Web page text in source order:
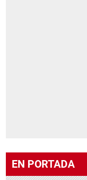
EN PORTADA